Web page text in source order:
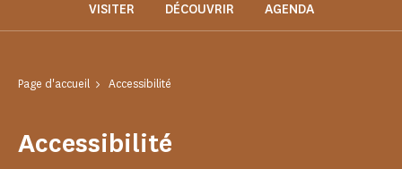
VISITER DÉCOUVRIR AGENDA
Page d'accueil Accessibilité
Accessibilité